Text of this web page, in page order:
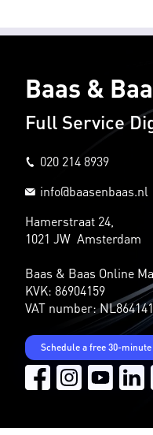
Baas &
Full Service
020 214 8939
info@baasenbaas.nl
Hamerstraat 24,
1021 JW Amsterdam
Baas & Baas Online
KVK: 86904159
VAT number:
Schedule a free 30-